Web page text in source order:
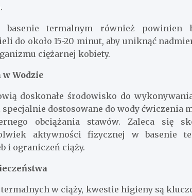
basenie termalnym również powinien
do około 15-20 minut, aby uniknąć
ciężarnej kobiety.
Wodzie
doskonałe środowisko do
specjalnie dostosowane do wody ćwiczenia
obciążania stawów. Zaleca się
aktywności fizycznej w basenie
i ograniczeń ciąży.
w ciąży, kwestie higieny są